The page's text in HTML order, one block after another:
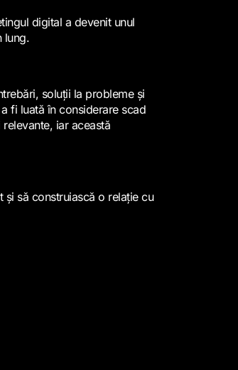
digital a devenit unul
lung.
soluții la probleme și
fi luată în considerare scad
iar această
să construiască o relație cu